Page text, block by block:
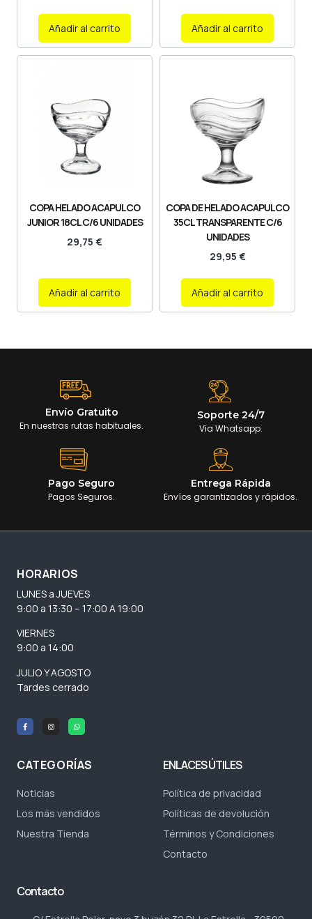
Añadir al carrito Añadir al carrito
COPA HELADO ACAPULCO
JUNIOR 18CL C/6 UNIDADES
29,75 €
Añadir al carrito
COPA DE HELADO ACAPULCO
35CL TRANSPARENTE C/6
UNIDADES
29,95 €
Añadir al carrito
Envío Gratuito
En nuestras rutas habituales.
Soporte 24/7
Via Whatsapp.
Pago Seguro
Pagos Seguros.
Entrega Rápida
Envíos garantizados y rápidos.
HORARIOS
LUNES a JUEVES
9:00 a 13:30 – 17:00 A 19:00
VIERNES
9:00 a 14:00
JULIO Y AGOSTO
Tardes cerrado
CATEGORÍAS
Noticias
Los más vendidos
Nuestra Tienda
ENLACES ÚTILES
Política de privacidad
Políticas de devolución
Términos y Condiciones
Contacto
Contacto